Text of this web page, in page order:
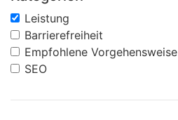
Leistung
Barrierefreiheit
Empfohlene Vorgehensweise
SEO